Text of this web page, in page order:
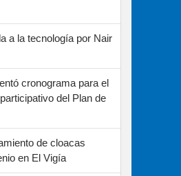
a la tecnología por Nair
cronograma para el
del Plan de
de cloacas
en El Vigía